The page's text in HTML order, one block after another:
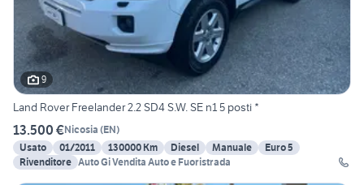
9
Land Rover Freelander 2.2 SD4 S.W. SE n1 5 posti *
13.500 €Nicosia (EN)
Usato
01/2011 130000 Km Diesel Manuale
Euro 5
Rivenditore Auto Gi Vendita Auto e Fuoristrada